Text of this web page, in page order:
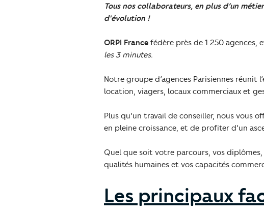
Tous nos collaborateurs, en plus d’un
d'évolution !
ORPI France fédère près de 1 250 agences,
les 3 minutes.
Notre groupe d’agences Parisiennes réunit
location, viagers, locaux commerciaux et
Plus qu’un travail de conseiller, nous vous
en pleine croissance, et de profiter d’un
Quel que soit votre parcours, vos
qualités humaines et vos capacités
Les principaux